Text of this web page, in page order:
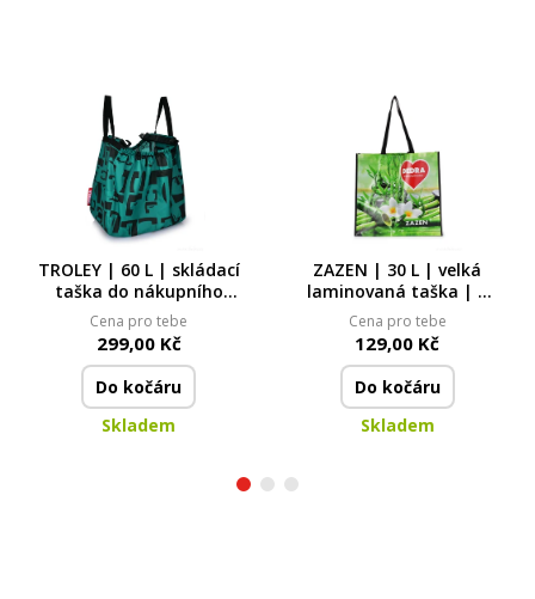
TROLEY | 60 L | skládací
taška do nákupního
vozíku | extra pevná se
suchým zipem
Cena pro tebe
299,00 Kč
Do kočáru
Skladem
ZAZEN | 30 L | velká
laminovaná taška | 4
pevná ucha
Cena pro tebe
129,00 Kč
Do kočáru
Skladem